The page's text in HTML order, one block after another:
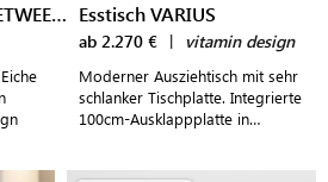
Massivholztisch IN BETWEEN SK4 Esstisch VARIUS
ab 2.270 € | vitamin design
Moderner Ausziehtisch mit sehr
schlanker Tischplatte. Integrierte
100cm-Ausklappplatte in